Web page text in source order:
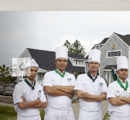
Our family